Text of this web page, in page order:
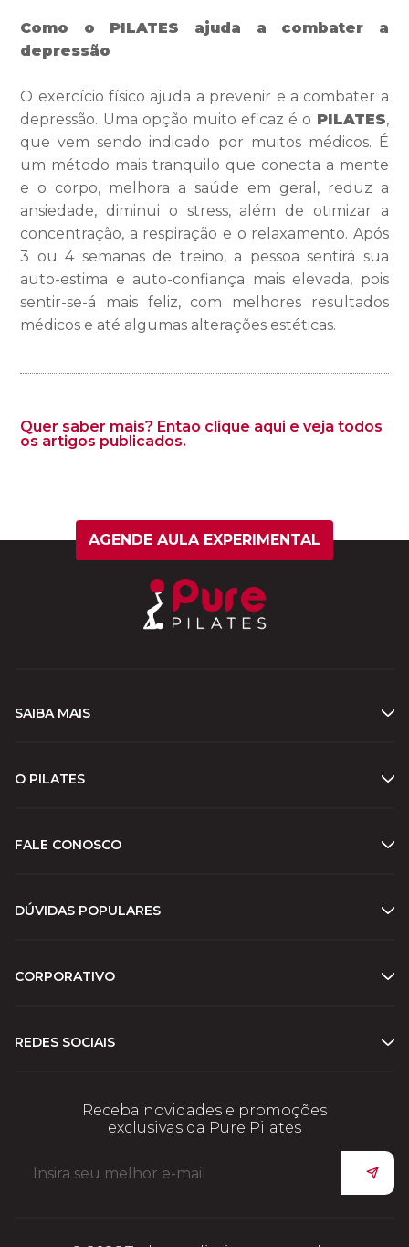
Como o PILATES ajuda a combater a
depressão
O exercício físico ajuda a prevenir e a combater a
depressão. Uma opção muito eficaz é o PILATES,
que vem sendo indicado por muitos médicos. É
um método mais tranquilo que conecta a mente
e o corpo, melhora a saúde em geral, reduz a
ansiedade, diminui o stress, além de otimizar a
concentração, a respiração e o relaxamento. Após
3 ou 4 semanas de treino, a pessoa sentirá sua
auto-estima e auto-confiança mais elevada, pois
sentir-se-á mais feliz, com melhores resultados
médicos e até algumas alterações estéticas.
Quer saber mais? Então clique aqui e veja todos
os artigos publicados.
AGENDE AULA EXPERIMENTAL
SAIBA MAIS
O PILATES
FALE CONOSCO
DÚVIDAS POPULARES
CORPORATIVO
REDES SOCIAIS
Receba novidades e promoções
exclusivas da Pure Pilates